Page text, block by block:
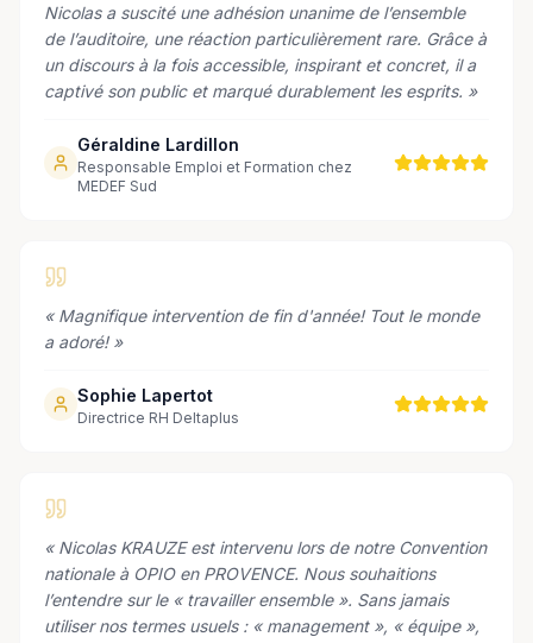
Nicolas a suscité une adhésion unanime de l’ensemble
de l’auditoire, une réaction particulièrement rare. Grâce à
un discours à la fois accessible, inspirant et concret, il a
captivé son public et marqué durablement les esprits. »
Géraldine Lardillon
Responsable Emploi et Formation chez
MEDEF Sud
« Magnifique intervention de fin d'année! Tout le monde
a adoré!»
Sophie Lapertot
Directrice RH Deltaplus
« Nicolas KRAUZE est intervenu lors de notre Convention
nationale à OPIO en PROVENCE. Nous souhaitions
l’entendre sur le « travailler ensemble ». Sans jamais
utiliser nos termes usuels : « management », « équipe »,